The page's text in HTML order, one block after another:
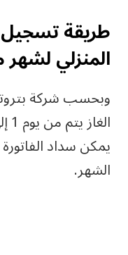
طريقة تسجيل
المنزلي لشهر
وبحسب شركة
الشهر.